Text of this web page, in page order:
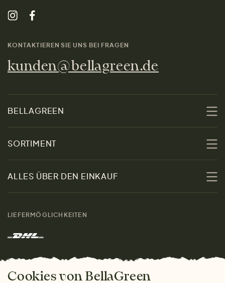
KONTAKTIEREN SIE UNS BEI FRAGEN
kunden@bellagreen.de
BELLAGREEN
Über uns
Nachhaltigkeit
Kontakt
Marken
Das freundliche Magazin
SORTIMENT
Sale
Damen
Herren
Geschenke
ALLES ÜBER DEN EINKAUF
Warum bei uns einkaufen
LIEFERMÖGLICHKEITEN
ZAHLUNGSMÖGLICHKEITEN
Cookies von BellaGreen